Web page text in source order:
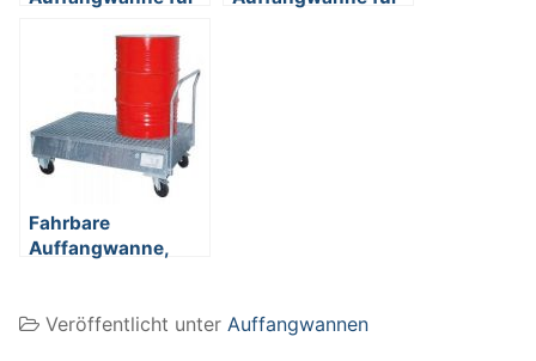
ASF-Behälter,
Auffangvolumen
1.000 Liter
Fahrbare
Auffangwanne,
Auffangvolumen,
Veröffentlicht unter Auffangwannen